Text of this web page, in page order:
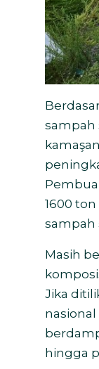
sampah
1600
sampah
Masih
Jika
nasional
hingga